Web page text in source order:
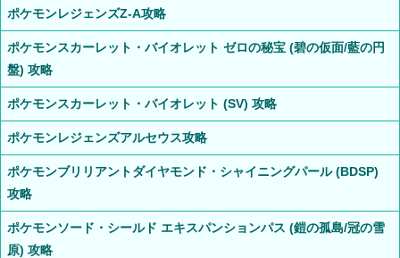
ポケモンレジェンズZ-A攻略
ポケモンスカーレット・バイオレット ゼロの秘宝 (碧の仮面/藍の円
盤) 攻略
ポケモンスカーレット・バイオレット (SV) 攻略
ポケモンレジェンズアルセウス攻略
ポケモンブリリアントダイヤモンド・シャイニングパール (BDSP)
攻略
ポケモンソード・シールド エキスパンションパス (鎧の孤島/冠の雪
原) 攻略